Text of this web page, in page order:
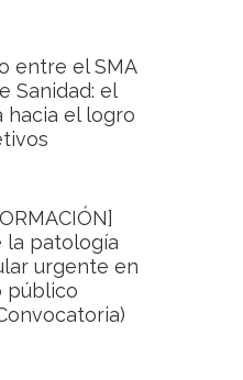
entre el SMA
Sanidad: el
hacia el logro
la patología
urgente en
público